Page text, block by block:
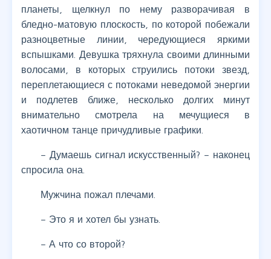
планеты, щелкнул по нему разворачивая в
бледно-матовую плоскость, по которой побежали
разноцветные линии, чередующиеся яркими
вспышками. Девушка тряхнула своими длинными
волосами, в которых струились потоки звезд,
переплетающиеся с потоками неведомой энергии
и подлетев ближе, несколько долгих минут
внимательно смотрела на мечущиеся в
хаотичном танце причудливые графики.
– Думаешь сигнал искусственный? – наконец
спросила она.
Мужчина пожал плечами.
– Это я и хотел бы узнать.
– А что со второй?